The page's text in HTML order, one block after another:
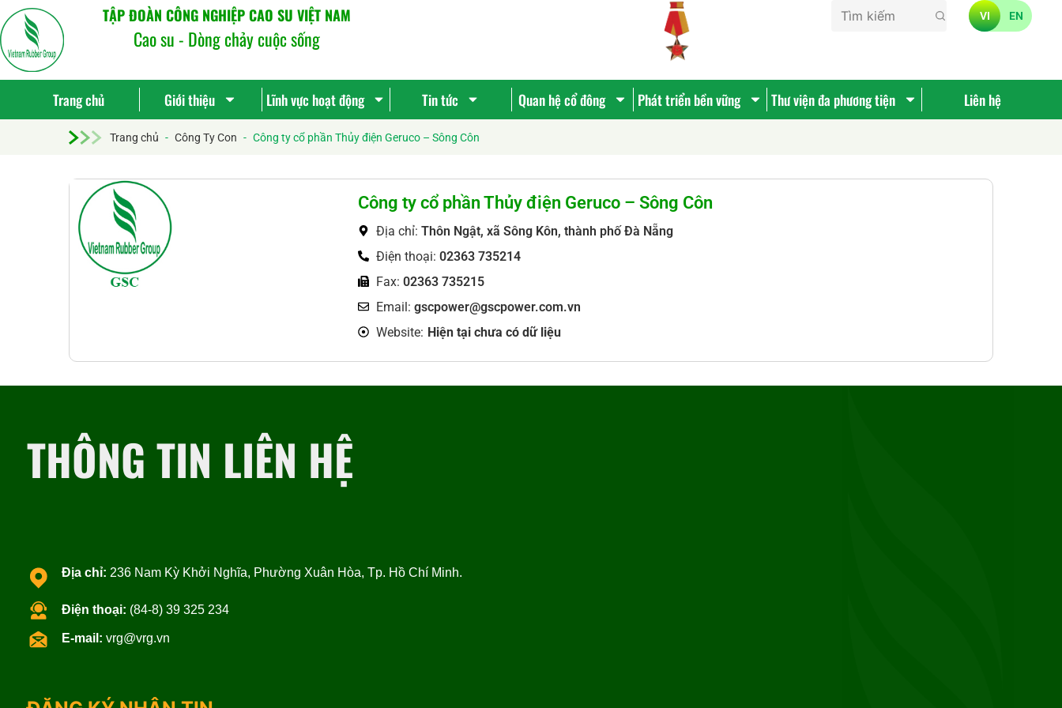
TẬP ĐOÀN CÔNG NGHIỆP CAO SU VIỆT NAM
Cao su - Dòng chảy cuộc sống
VI EN
Trang chủ Giới thiệu Lĩnh vực hoạt động Tin tức Quan hệ cổ đông Phát triển bền vững Thư viện đa phương tiện Liên hệ
Trang chủ - Công Ty Con - Công ty cổ phần Thủy điện Geruco – Sông Côn
Công ty cổ phần Thủy điện Geruco – Sông Côn
Địa chỉ: Thôn Ngật, xã Sông Kôn, thành phố Đà Nẵng
Điện thoại: 02363 735214
Fax: 02363 735215
Email: gscpower@gscpower.com.vn
Website: Hiện tại chưa có dữ liệu
THÔNG TIN LIÊN HỆ
Địa chỉ: 236 Nam Kỳ Khởi Nghĩa, Phường Xuân Hòa, Tp. Hồ Chí Minh.
Điện thoại: (84-8) 39 325 234
E-mail: vrg@vrg.vn
kiếm...